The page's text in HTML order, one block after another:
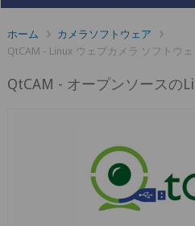
ホーム
カメラソフトウェア
QtCAM - Linux ウェブカメラ ソフトウェ
QtCAM - オープンソースの